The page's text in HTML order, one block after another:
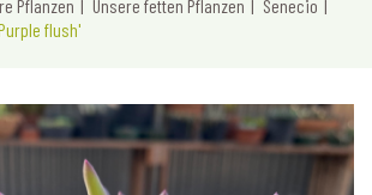
Pflanzen Unsere fetten Pflanzen
Senecio
flush'